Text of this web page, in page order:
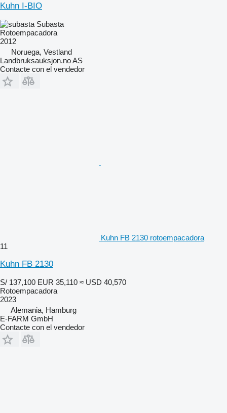
Kuhn I-BIO
Subasta
Rotoempacadora
2012
Noruega, Vestland
Landbruksauksjon.no AS
Contacte con el vendedor
Kuhn FB 2130 rotoempacadora
11
Kuhn FB 2130
S/ 137,100 EUR 35,110 ≈ USD 40,570
Rotoempacadora
2023
Alemania, Hamburg
E-FARM GmbH
Contacte con el vendedor